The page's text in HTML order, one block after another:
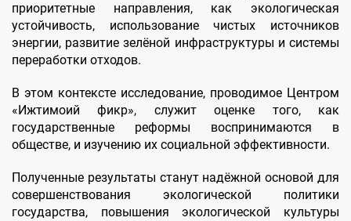
приоритетные направления, как экологическая
устойчивость, использование чистых источников
энергии, развитие зелёной инфраструктуры и системы
переработки отходов.
В этом контексте исследование, проводимое Центром
«Ижтимоий фикр», служит оценке того, как
государственные реформы воспринимаются в
обществе, и изучению их социальной эффективности.
Полученные результаты станут надёжной основой для
совершенствования экологической политики
государства, повышения экологической культуры